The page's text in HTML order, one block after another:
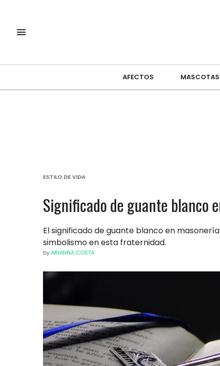
AFECTOS MASCOTAS
ESTILO DE VIDA
Significado de guante blanco
El significado de guante blanco en
simbolismo en esta fraternidad.
byARIANNA COSTA